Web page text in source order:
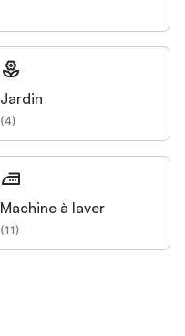
Jardin
(4)
Machine à laver
(11)